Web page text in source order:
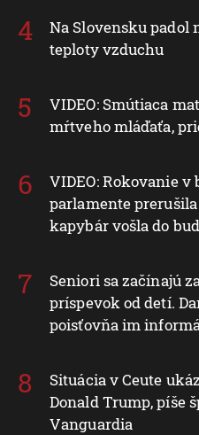
Na Slovensku padol
teploty vzduchu
VIDEO: Smútiaca
mŕtveho mláďaťa,
VIDEO: Rokovanie
parlamente
kapybár vošla do
Seniori sa začínajú
príspevok od detí.
poisťovňa im
Situácia v Ceute
Donald Trump, píše
Vanguardia